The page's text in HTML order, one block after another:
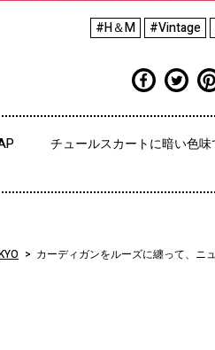
#H＆M #Vintage
チュールスカートに暗い色
カーディガンをルーズに纏って、ニ